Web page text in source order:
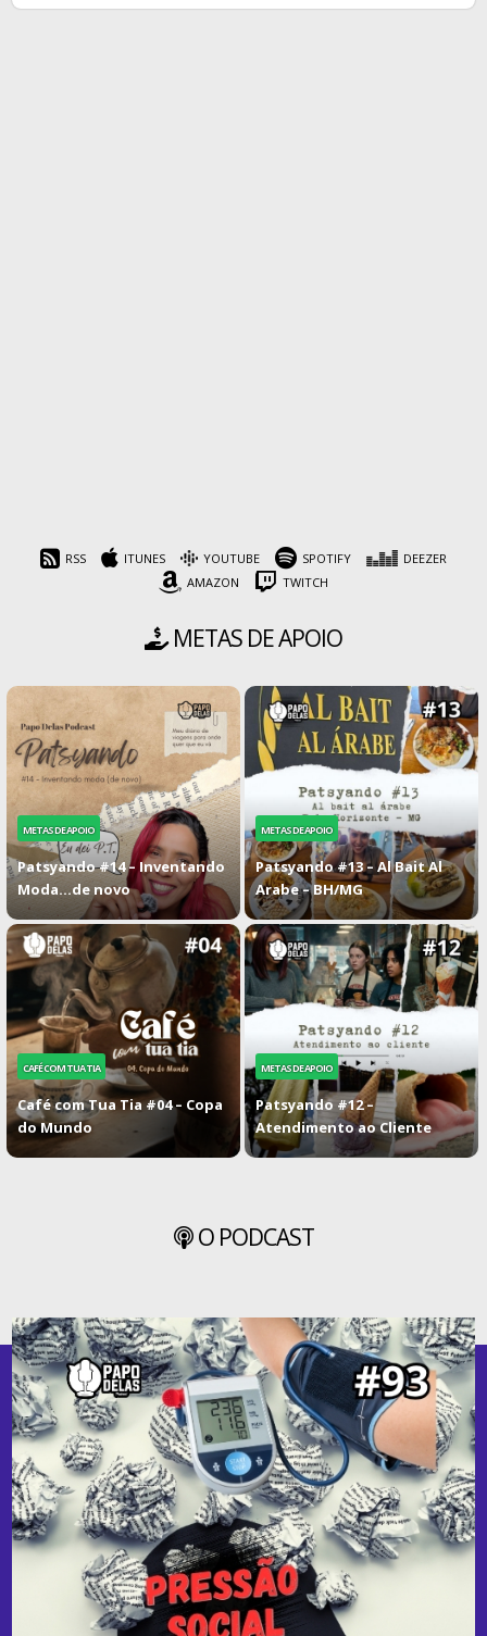
RSS ITUNES YOUTUBE SPOTIFY
DEEZER
AMAZON
TWITCH
METAS DE APOIO
METAS DE APOIO
Patsyando #14 – Inventando
Moda…de novo
METAS DE APOIO
Patsyando #13 – Al Bait Al
Arabe – BH/MG
CAFÉ COM TUA TIA
Café com Tua Tia #04 – Copa
do Mundo
METAS DE APOIO
Patsyando #12 –
Atendimento ao Cliente
O PODCAST